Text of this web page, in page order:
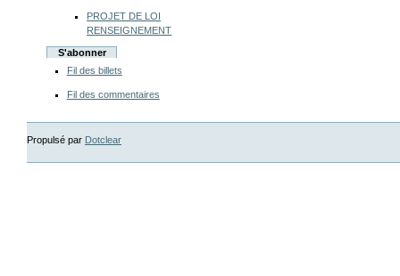
PROJET DE LOI
RENSEIGNEMENT
S'abonner
Fil des billets
Fil des commentaires
Propulsé par Dotclear